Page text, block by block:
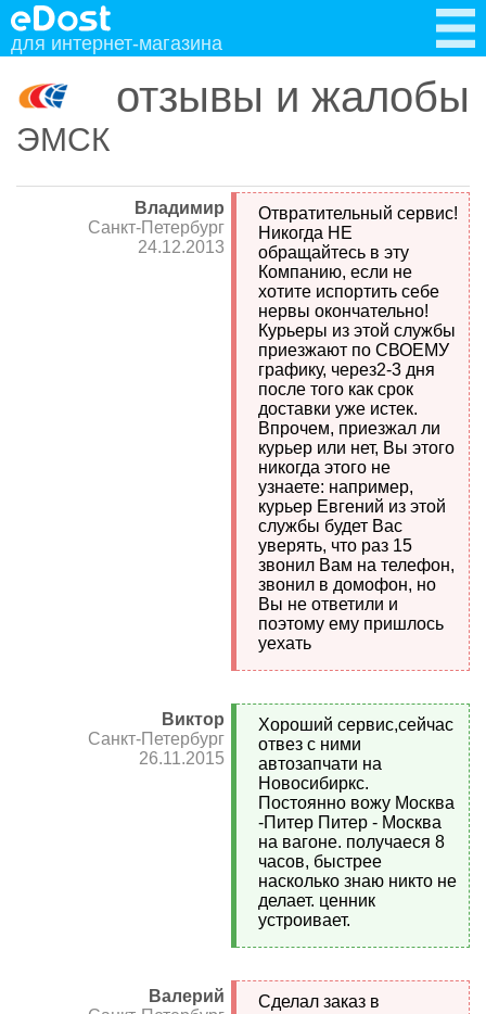
для интернет-магазина
отзывы и жалобы
ЭМСК
Владимир
Санкт-Петербург
24.12.2013
Отвратительный сервис!
Никогда НЕ
обращайтесь в эту
Компанию, если не
хотите испортить себе
нервы окончательно!
Курьеры из этой службы
приезжают по СВОЕМУ
графику, через2-3 дня
после того как срок
доставки уже истек.
Впрочем, приезжал ли
курьер или нет, Вы этого
никогда этого не
узнаете: например,
курьер Евгений из этой
службы будет Вас
уверять, что раз 15
звонил Вам на телефон,
звонил в домофон, но
Вы не ответили и
поэтому ему пришлось
уехать
Виктор
Санкт-Петербург
26.11.2015
Хороший сервис,сейчас
отвез с ними
автозапчати на
Новосибиркс.
Постоянно вожу Москва
-Питер Питер - Москва
на вагоне. получаеся 8
часов, быстрее
насколько знаю никто не
делает. ценник
устроивает.
Валерий
Сделал заказ в